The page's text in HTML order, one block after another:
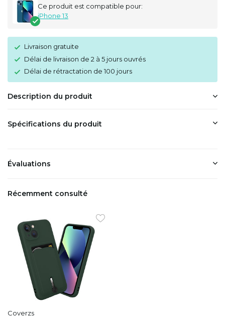
Ce produit est compatible pour:
iPhone 13
Livraison gratuite
Délai de livraison de 2 à 5 jours ouvrés
Délai de rétractation de 100 jours
Description du produit
Spécifications du produit
Évaluations
Récemment consulté
Coverzs